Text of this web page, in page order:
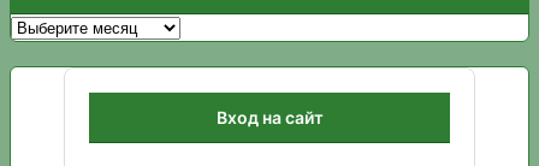
Архивы
Вход на сайт